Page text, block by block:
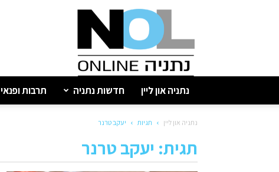
נתניה
נתניה און ליין חדשות נתניה תרבות ופנאי
נתניה און ליין תגיות יעקב טרנר
תגית: יעקב טרנר